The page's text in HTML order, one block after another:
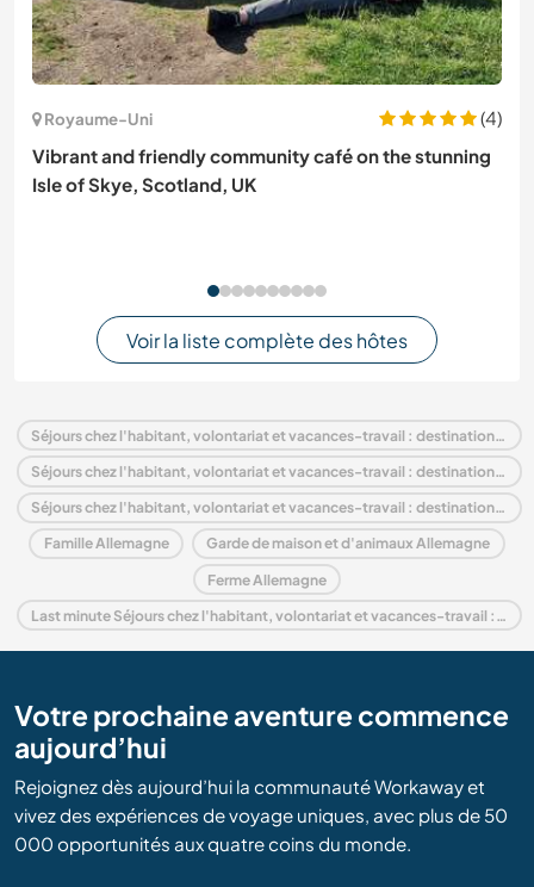
Royaume-Uni
(4)
Vibrant and friendly community café on the stunning
Isle of Skye, Scotland, UK
Voir la liste complète des hôtes
Séjours chez l'habitant, volontariat et vacances-travail : destination Allemagne
Séjours chez l'habitant, volontariat et vacances-travail : destination Europe
Séjours chez l'habitant, volontariat et vacances-travail : destination Saxony
Famille Allemagne Garde de maison et d'animaux Allemagne
Ferme Allemagne
Last minute Séjours chez l'habitant, volontariat et vacances-travail : destination Allemagne
Votre prochaine aventure commence
aujourd’hui
Rejoignez dès aujourd’hui la communauté Workaway et
vivez des expériences de voyage uniques, avec plus de 50
000 opportunités aux quatre coins du monde.